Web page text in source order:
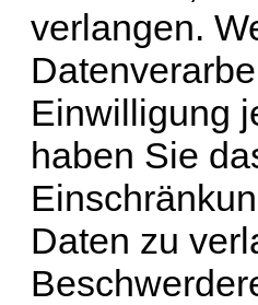
verlangen.
Einwilligung
haben Sie
Daten zu